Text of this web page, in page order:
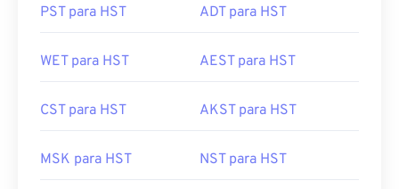
PST para HST ADT para HST
WET para HST AEST para HST
CST para HST AKST para HST
MSK para HST NST para HST